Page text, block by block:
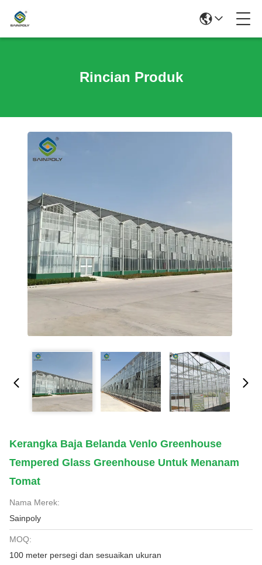
Rincian Produk
Kerangka Baja Belanda Venlo Greenhouse
Tempered Glass Greenhouse Untuk Menanam
Tomat
Nama Merek:
Sainpoly
MOQ:
100 meter persegi dan sesuaikan ukuran